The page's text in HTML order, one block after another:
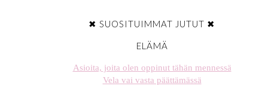
✖ SUOSITUIMMAT JUTUT ✖
ELÄMÄ
Asioita, joita olen oppinut tähän mennessä
Vela vai vasta päättämässä